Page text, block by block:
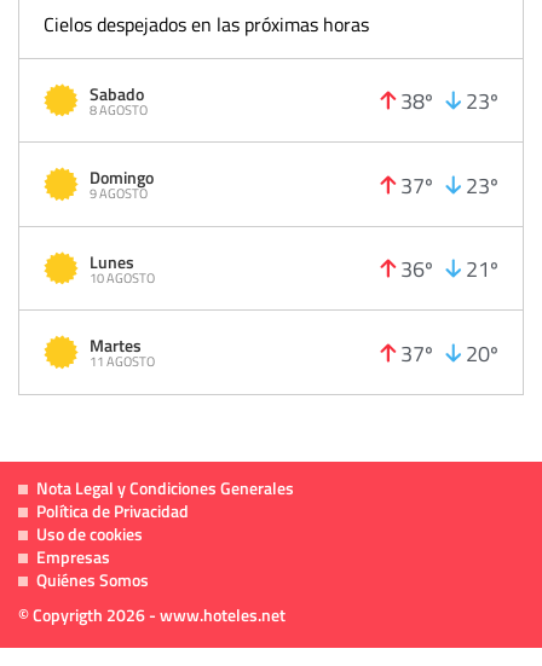
Cielos despejados en las próximas horas
Sabado
8 AGOSTO 38º 23º
Domingo
9 AGOSTO 37º 23º
Lunes
10 AGOSTO 36º 21º
Martes
11 AGOSTO 37º 20º
Nota Legal y Condiciones Generales
Política de Privacidad
Uso de cookies
Empresas
Quiénes Somos
© Copyrigth 2026 - www.hoteles.net